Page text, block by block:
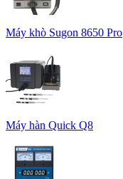
Máy khò Sugon 8650 Pro
Máy hàn Quick Q8